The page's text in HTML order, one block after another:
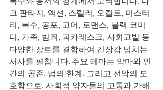
크 판타지, 액션, 스릴러, 오컬트, 미스터
리, 복수, 공포, 고어, 로맨스, 블랙 코미
디, 가족, 범죄, 피카레스크, 사회고발 등
다양한 장르를 결합하여 긴장감 넘치는
서사를 펼칩니다. 주요 테마는 악마와 인
간의 공존, 법의 한계, 그리고 선악의 모
호함으로, 사회적 약자들의 고통과 가해